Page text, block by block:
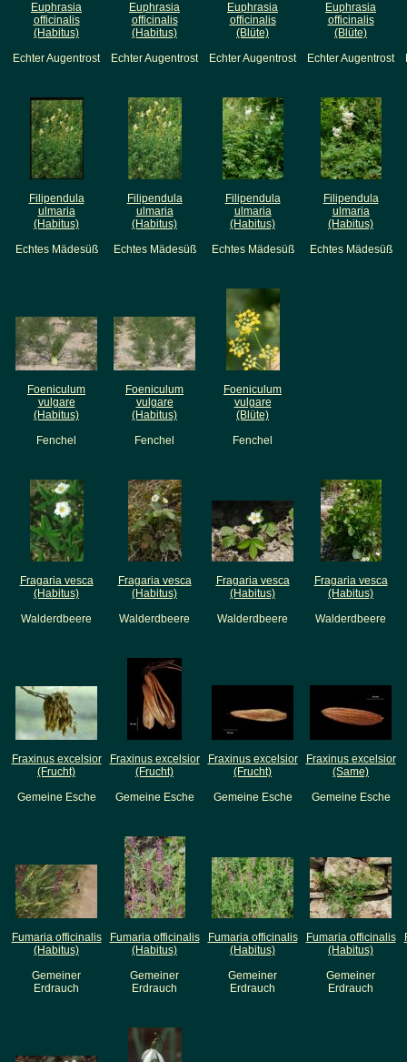
Euphrasia
officinalis
(Habitus)
Echter Augentrost
Euphrasia
officinalis
(Habitus)
Echter Augentrost
Euphrasia
officinalis
(Blüte)
Echter Augentrost
Euphrasia
officinalis
(Blüte)
Echter Augentrost
Filipendula
ulmaria
(Habitus)
Echtes Mädesüß
Filipendula
ulmaria
(Habitus)
Echtes Mädesüß
Filipendula
ulmaria
(Habitus)
Echtes Mädesüß
Filipendula
ulmaria
(Habitus)
Echtes Mädesüß
Foeniculum
vulgare
(Habitus)
Fenchel
Foeniculum
vulgare
(Habitus)
Fenchel
Foeniculum
vulgare
(Blüte)
Fenchel
Fragaria vesca
(Habitus)
Walderdbeere
Fragaria vesca
(Habitus)
Walderdbeere
Fragaria vesca
(Habitus)
Walderdbeere
Fragaria vesca
(Habitus)
Walderdbeere
Fraxinus excelsior
(Frucht)
Gemeine Esche
Fraxinus excelsior
(Frucht)
Gemeine Esche
Fraxinus excelsior
(Frucht)
Gemeine Esche
Fraxinus excelsior
(Same)
Gemeine Esche
Fumaria officinalis
(Habitus)
Gemeiner
Erdrauch
Fumaria officinalis
(Habitus)
Gemeiner
Erdrauch
Fumaria officinalis
(Habitus)
Gemeiner
Erdrauch
Fumaria officinalis
(Habitus)
Gemeiner
Erdrauch